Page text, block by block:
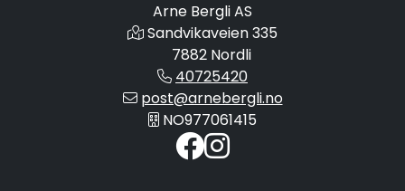
Arne Bergli AS
Sandvikaveien 335
7882 Nordli
40725420
post@arnebergli.no
NO977061415